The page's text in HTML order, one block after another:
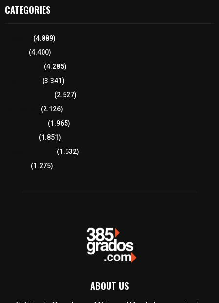
CATEGORIES
(4.889)
(4.400)
(4.285)
(3.341)
(2.527)
(2.126)
(1.965)
(1.851)
(1.532)
(1.275)
ABOUT US